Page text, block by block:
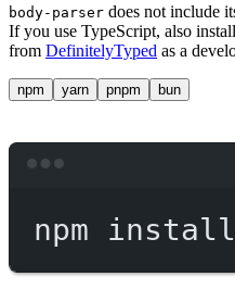
body-parser does not include
If you use TypeScript, also
from DefinitelyTyped as a
npm yarn pnpm bun
npm install